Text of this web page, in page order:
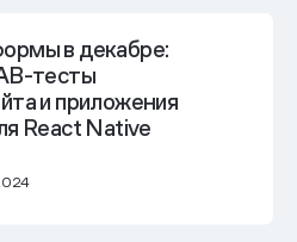
в декабре:
тесты
и приложения
React Native